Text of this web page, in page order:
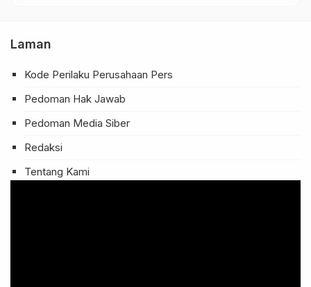
Laman
Kode Perilaku Perusahaan Pers
Pedoman Hak Jawab
Pedoman Media Siber
Redaksi
Tentang Kami